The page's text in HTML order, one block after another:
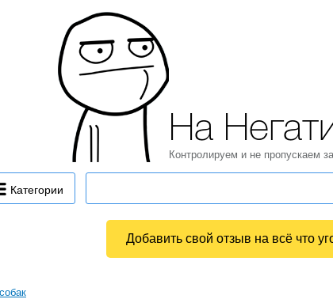
На
Контролируем и не пропускаем
Категории
Добавить свой отзыв на всё что